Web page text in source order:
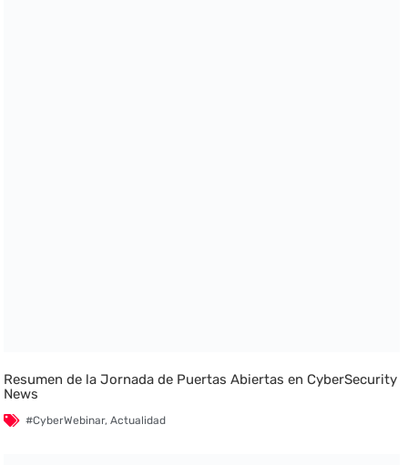
Resumen de la Jornada de Puertas Abiertas en CyberSecurity
News
#CyberWebinar,Actualidad